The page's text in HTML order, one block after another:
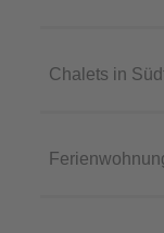
Chalets in